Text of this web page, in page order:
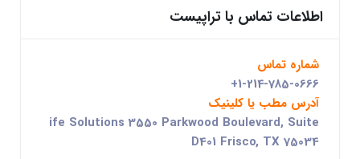
اطلاعات تماس با تراپیست
شماره تماس
+1-214-785-0666
آدرس مطب یا کلینیک
ife Solutions 3550 Parkwood Boulevard, Suite
D401 Frisco, TX 75034